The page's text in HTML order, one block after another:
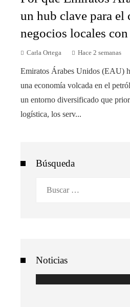
un hub clave para el
negocios locales
Carla Ortega Hace 2 semanas
Emiratos Árabes Unidos (EAU)
una economía volcada en el
un entorno diversificado que
logística, los serv...
Búsqueda
Noticias